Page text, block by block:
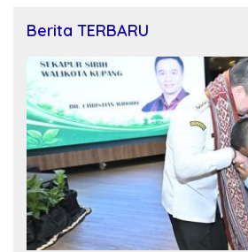
Berita TERBARU